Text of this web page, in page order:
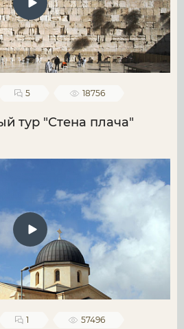
5 18756
тур "Стена плача"
1 57496